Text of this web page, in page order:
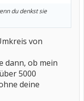
du denkst sie
von
dann, ob mein
5000
deine